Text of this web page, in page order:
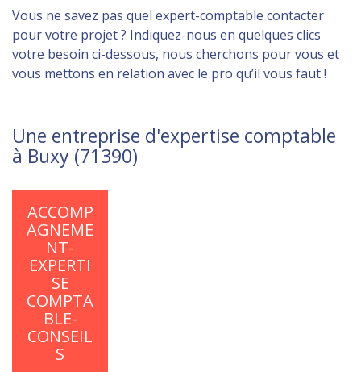
Vous ne savez pas quel expert-comptable contacter
pour votre projet ? Indiquez-nous en quelques clics
votre besoin ci-dessous, nous cherchons pour vous et
vous mettons en relation avec le pro qu’il vous faut !
Une entreprise d'expertise comptable
à Buxy (71390)
ACCOMP
AGNEME
NT-
EXPERTI
SE
COMPTA
BLE-
CONSEIL
S